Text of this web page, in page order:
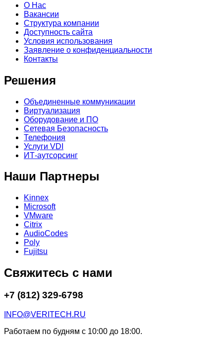
О Нас
Вакансии
Структура компании
Доступность сайта
Условия использования
Заявление о конфиденциальности
Контакты
Решения
Объединенные коммуникации
Виртуализация
Оборудование и ПО
Сетевая Безопасность
Телефония
Услуги VDI
ИТ-аутсорсинг
Наши Партнеры
Kinnex
Microsoft
VMware
Citrix
AudioCodes
Poly
Fujitsu
Свяжитесь с нами
+7 (812) 329-6798
INFO@VERITECH.RU
Работаем по будням с 10:00 до 18:00.